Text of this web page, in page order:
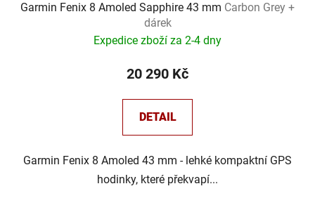
Garmin Fenix 8 Amoled Sapphire 43 mm Carbon Grey +
dárek
Expedice zboží za 2-4 dny
20 290 Kč
DETAIL
Garmin Fenix 8 Amoled 43 mm - lehké kompaktní GPS
hodinky, které překvapí...